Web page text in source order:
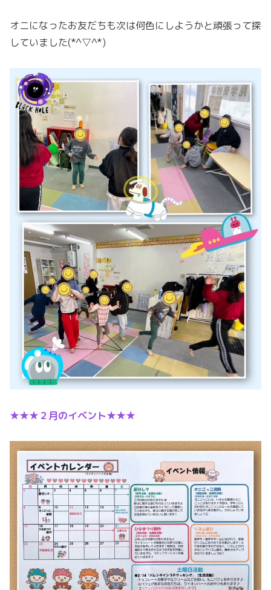
オニになったお友だちも次は何色にしようかと頑張って探
していました(*^▽^*)
★★★２月のイベント★★★